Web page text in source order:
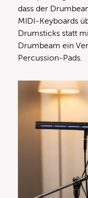
dass der
MIDI-Keyboards
Drumsticks statt
Drumbeam ein
Percussion-Pads.